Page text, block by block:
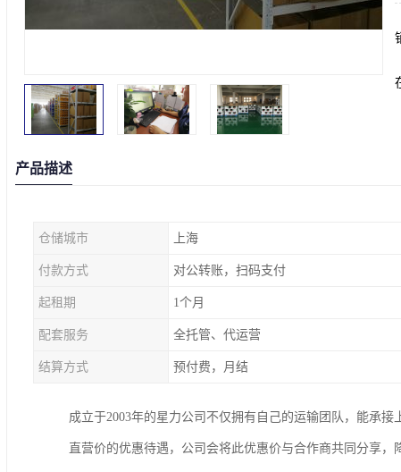
产品描述
仓储城市 上海
付款方式 对公转账，扫码支付
起租期 1个月
配套服务 全托管、代运营
结算方式 预付费，月结
成立于2003年的星力公司不仅拥有自己的运输团队，能承
直营价的优惠待遇，公司会将此优惠价与合作商共同分享，